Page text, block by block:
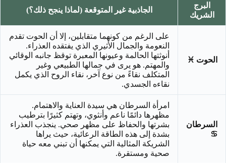
البرج
الشريك
الجاذبية غير المتوقعة (لماذا ينجح ذلك؟)
الحوت ♓
على الرغم من كونهما متقابلين، إلا أن الحوت تقدم
النعومة والجمال الأثيري الذي يفتقده العذراء.
أنوثتها الحالمة وعيونها المعبرة توقظ جانبه الوقائي
والمهتم. هو يرى في جمالها الطبيعي وغير
المتكلف نقاءً من نوع آخر، نقاء الروح الذي يكمل
نقاءه الجسدي.
السرطان
♋
امرأة السرطان هي سيدة العناية والاهتمام.
مظهرها دائمًا ناعم وأنثوي، وتهتم كثيرًا بترطيب
بشرتها والحفاظ على مظهر صحي. ينجذب العذراء
بشدة إلى هذه الطاقة الرعائية، حيث يراها
الشريكة المثالية التي يمكنها أن تبني معه حياة
صحية ومستقرة.